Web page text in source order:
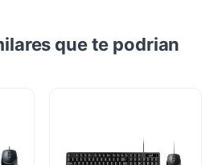
que te podrian